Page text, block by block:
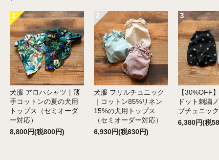
1
犬服 アロハシャツ｜薄
手コットンの夏の犬用
トップス（セミオーダ
ー対応）
8,800円(税800円)
2
犬服 フリルチュニック
｜コットン85%リネン
15%の犬用トップス
（セミオーダー対応）
6,930円(税630円)
3
【30%OFF
ドット刺繍
ブチュニック
6,380円(税